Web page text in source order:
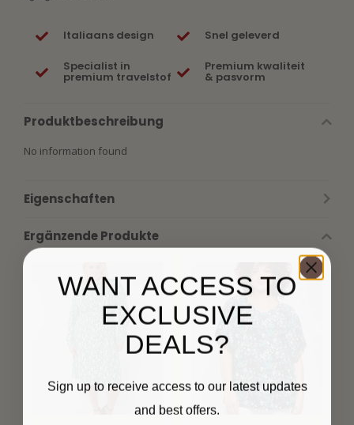
Italiaans design Snel geleverd
Specialist in
premium travelstof
Premium kwaliteit
& pasvorm
Produktbeschreibung
No information found
Eigenschaften
Ergänzende Produkte
WANT ACCESS TO
EXCLUSIVE
DEALS?
Sign up to receive access to our latest updates
and best offers.